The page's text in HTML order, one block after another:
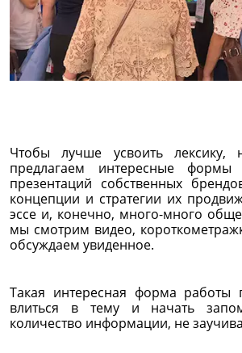
Чтобы лучше усвоить лексику,
предлагаем интересные формы
презентаций собственных
концепции и стратегии их
эссе и, конечно, много-много
мы смотрим видео,
обсуждаем увиденное.
Такая интересная форма работы
влиться в тему и начать
количество информации, не